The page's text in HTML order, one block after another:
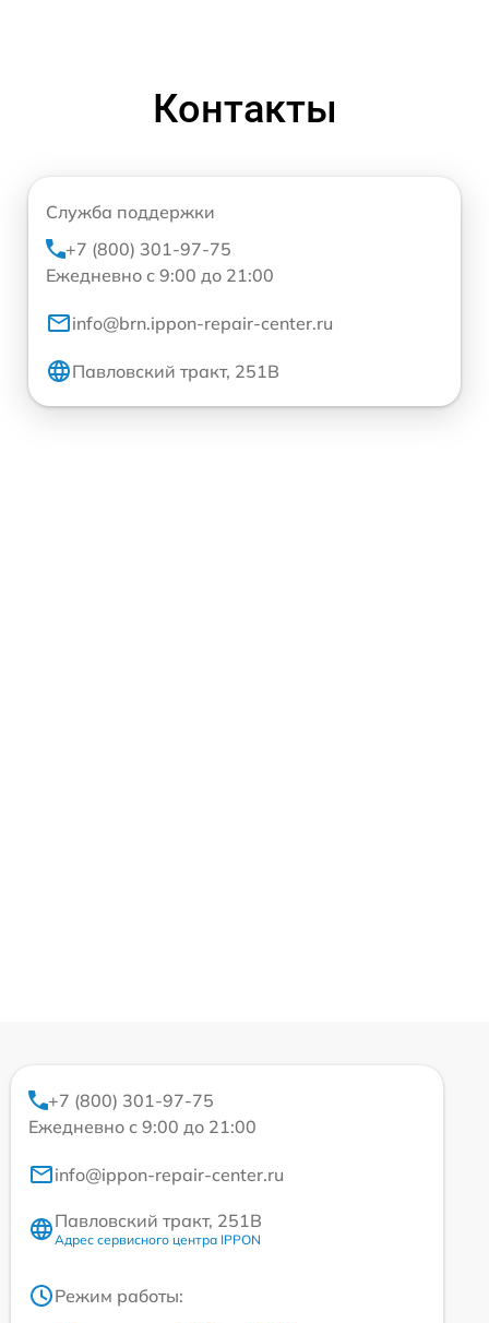
Контакты
Служба поддержки
+7 (800) 301-97-75
Ежедневно с 9:00 до 21:00
info@brn.ippon-repair-center.ru
Павловский тракт, 251В
+7 (800) 301-97-75
Ежедневно с 9:00 до 21:00
info@ippon-repair-center.ru
Павловский тракт, 251В
Адрес сервисного центра IPPON
Режим работы: